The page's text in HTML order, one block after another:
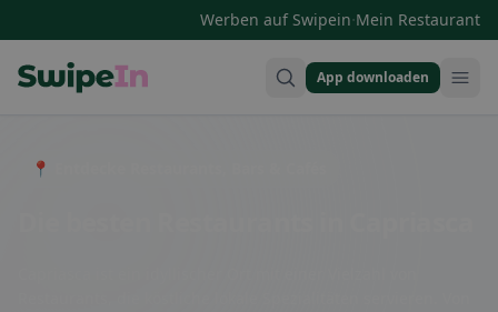
Werben auf Swipein·Mein Restaurant
App downloaden
📍 Entdecke Restaurants, Bars & Cafés